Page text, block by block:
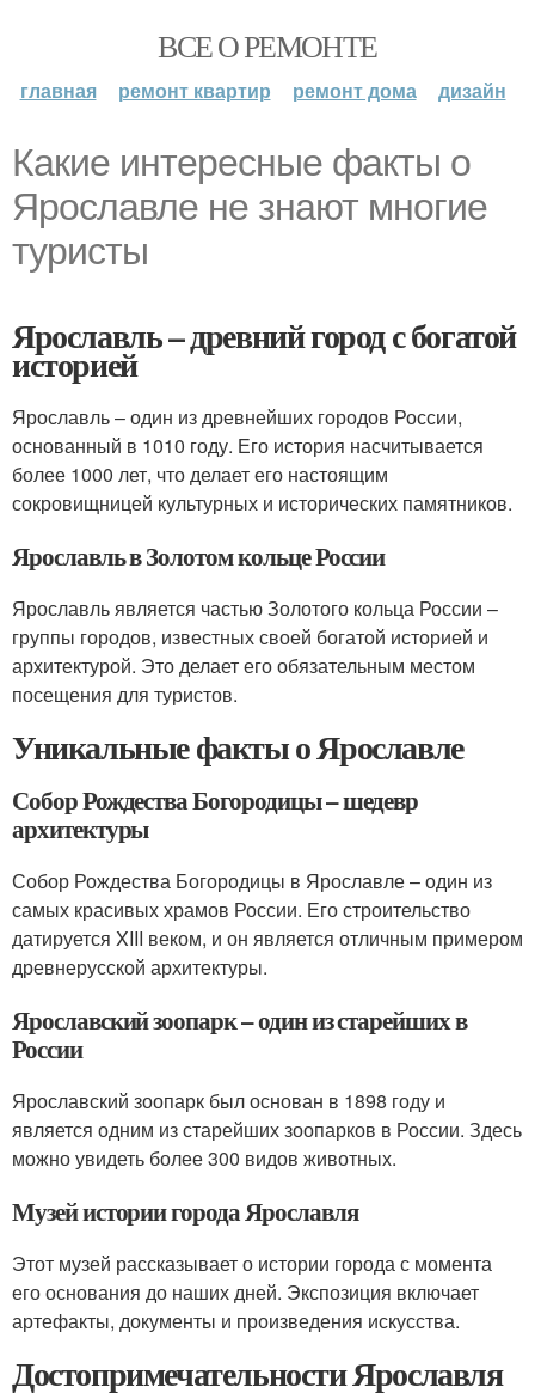
ВСЕ О РЕМОНТЕ
главная ремонт квартир ремонт дома дизайн
Какие интересные факты о
Ярославле не знают многие
туристы
Ярославль – древний город с богатой
историей
Ярославль – один из древнейших городов России,
основанный в 1010 году. Его история насчитывается
более 1000 лет, что делает его настоящим
сокровищницей культурных и исторических памятников.
Ярославль в Золотом кольце России
Ярославль является частью Золотого кольца России –
группы городов, известных своей богатой историей и
архитектурой. Это делает его обязательным местом
посещения для туристов.
Уникальные факты о Ярославле
Собор Рождества Богородицы – шедевр
архитектуры
Собор Рождества Богородицы в Ярославле – один из
самых красивых храмов России. Его строительство
датируется XIII веком, и он является отличным примером
древнерусской архитектуры.
Ярославский зоопарк – один из старейших в
России
Ярославский зоопарк был основан в 1898 году и
является одним из старейших зоопарков в России. Здесь
можно увидеть более 300 видов животных.
Музей истории города Ярославля
Этот музей рассказывает о истории города с момента
его основания до наших дней. Экспозиция включает
артефакты, документы и произведения искусства.
Достопримечательности Ярославля